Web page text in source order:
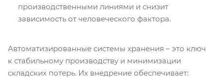
производственными линиями и снизит
зависимость от человеческого фактора.
Автоматизированные системы хранения – это ключ
к стабильному производству и минимизации
складских потерь. Их внедрение обеспечивает: